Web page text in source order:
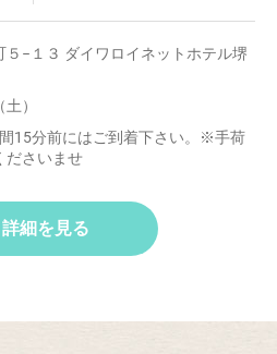
−１３ ダイワロイネットホテル堺
）
15分前にはご到着下さい。※手荷
ださいませ
詳細を見る